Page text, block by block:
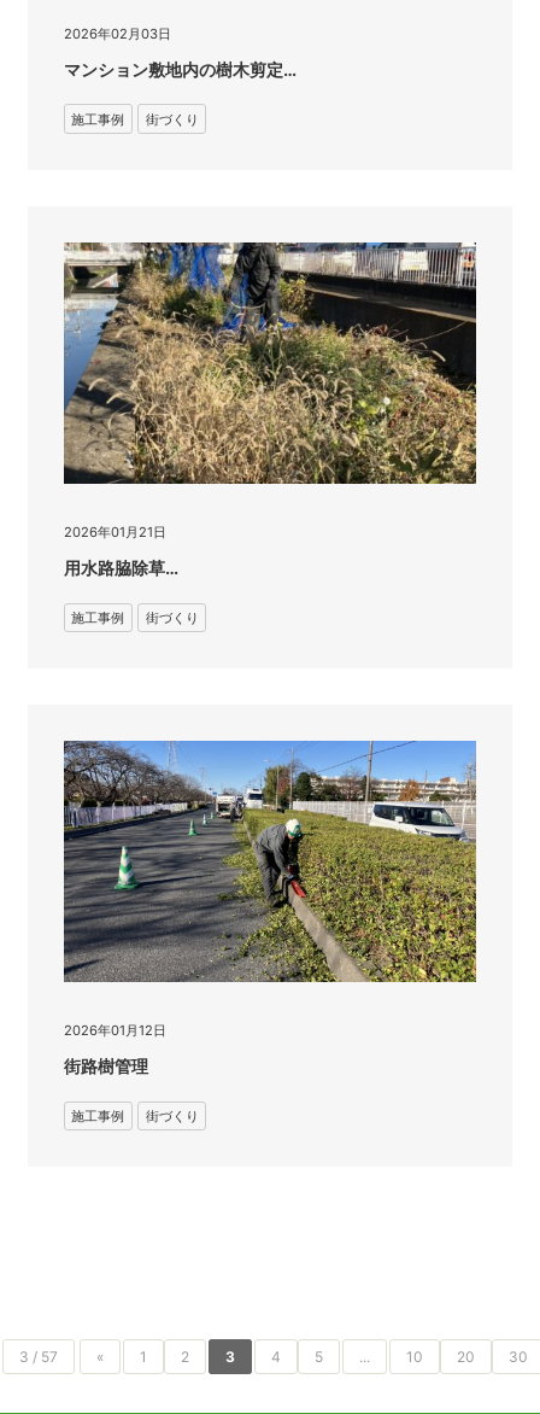
2026年02月03日
マンション敷地内の樹木剪定…
施工事例 街づくり
2026年01月21日
用水路脇除草…
施工事例 街づくり
2026年01月12日
街路樹管理
施工事例 街づくり
3 / 57 « 1 2 3 4 5 ... 10 20 30